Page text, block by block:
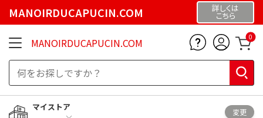
MANOIRDUCAPUCIN.COM 詳しくは
こちら
MANOIRDUCAPUCIN.COM 0
マイストア
変更